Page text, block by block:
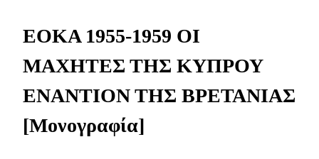
ΕΟΚΑ 1955-1959 ΟΙ
ΜΑΧΗΤΕΣ ΤΗΣ ΚΥΠΡΟΥ
ΕΝΑΝΤΙΟΝ ΤΗΣ ΒΡΕΤΑΝΙΑΣ
[Μονογραφία]